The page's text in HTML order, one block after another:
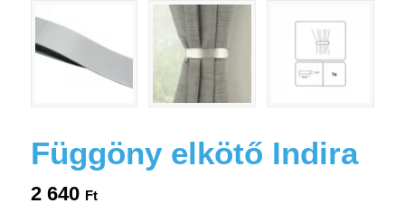
Függöny elkötő Indira
2 640 Ft